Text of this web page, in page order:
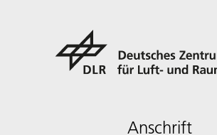
Anschrift